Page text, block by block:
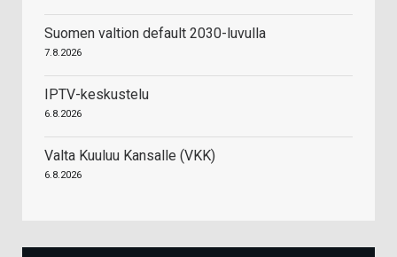
Suomen valtion default 2030-luvulla
7.8.2026
IPTV-keskustelu
6.8.2026
Valta Kuuluu Kansalle (VKK)
6.8.2026